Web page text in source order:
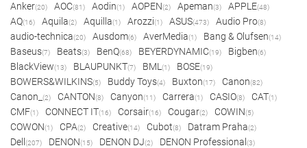
Anker(20) AOC(81) Aodin(1) AOPEN(2) Apeman(3) APPLE(48)
AQ(16) Aquila(2) Aquilla(1) Arozzi(1) ASUS(473) Audio Pro(8)
audio-technica(20) Ausdom(6) AverMedia(1) Bang & Olufsen(14)
Baseus(7) Beats(3) BenQ(68) BEYERDYNAMIC(19) Bigben(6)
BlackView(13) BLAUPUNKT(7) BML (1) BOSE(19)
BOWERS&WILKINS(5) Buddy Toys(4) Buxton(17) Canon(82)
Canon_ (2) CANTON(8) Canyon(11) Carrera(1) CASIO(8) CAT(1)
CMF(1) CONNECT IT(16) Corsair(16) Cougar(2) COWIN(5)
COWON(1) CPA(2) Creative(14) Cubot(8) Datram Praha(2)
Dell (207) DENON(15) DENON DJ(2) DENON Professional (3)